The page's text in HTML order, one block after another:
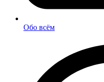
Обо всём